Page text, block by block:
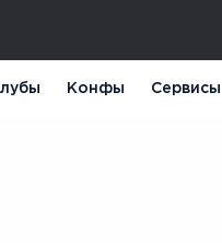
Конфы Сервисы